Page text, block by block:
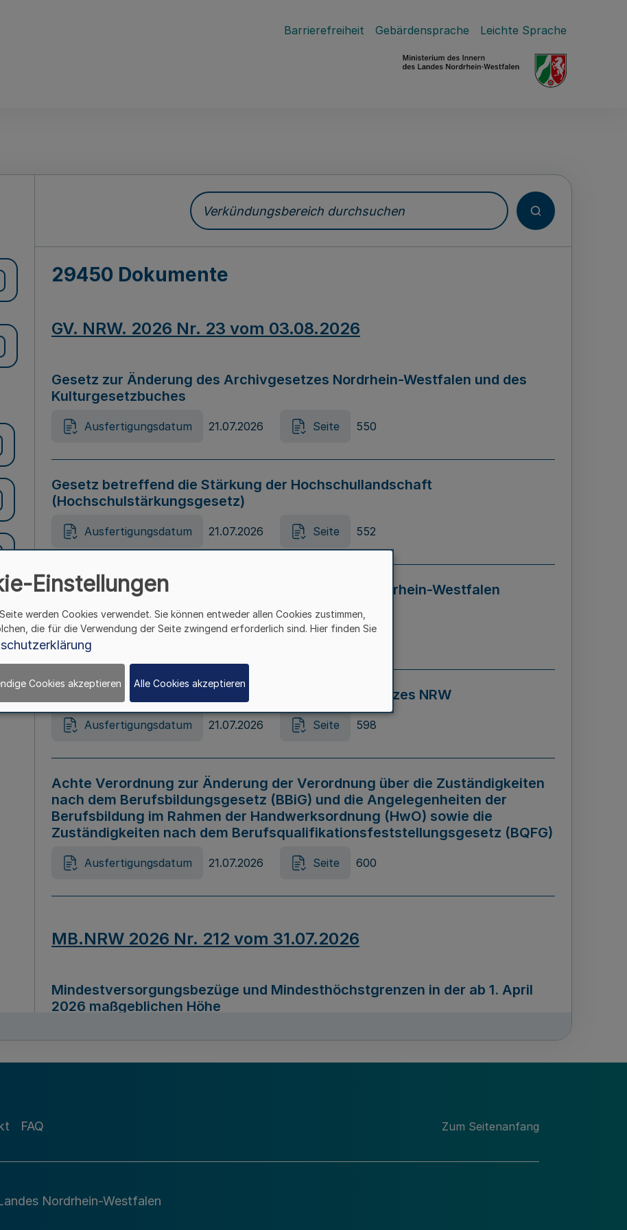
Barrierefreiheit Gebärdensprache Leichte Sprache
Verkündungsbereich durchsuchen
29450 Dokumente
GV. NRW. 2026 Nr. 23 vom 03.08.2026
Gesetz zur Änderung des Archivgesetzes Nordrhein-Westfalen und des
Kulturgesetzbuches
Ausfertigungsdatum 21.07.2026 Seite 550
Gesetz betreffend die Stärkung der Hochschullandschaft
(Hochschulstärkungsgesetz)
Ausfertigungsdatum 21.07.2026 Seite 552
Gesetz zur Vermeidung von Diskriminierung in Nordrhein-Westfalen
(Landesantidiskriminierungsgesetz – LADG NRW)
Ausfertigungsdatum 21.07.2026 Seite 595
Gesetz zur Änderung des Online-Casinospiel Gesetzes NRW
Ausfertigungsdatum 21.07.2026 Seite 598
Achte Verordnung zur Änderung der Verordnung über die Zuständigkeiten
nach dem Berufsbildungsgesetz (BBiG) und die Angelegenheiten der
Berufsbildung im Rahmen der Handwerksordnung (HwO) sowie die
Zuständigkeiten nach dem Berufsqualifikationsfeststellungsgesetz (BQFG)
Ausfertigungsdatum 21.07.2026 Seite 600
MB.NRW 2026 Nr. 212 vom 31.07.2026
Mindestversorgungsbezüge und Mindesthöchstgrenzen in der ab 1. April
2026 maßgeblichen Höhe
Richtlinie zur Durchführung des Förderprogramms „Mittelstand Innovativ &
FAQ Zum Seitenanfang
Nordrhein-Westfalen
Einstellungen
werden Cookies verwendet. Sie können entweder allen Cookies zustimmen,
die für die Verwendung der Seite zwingend erforderlich sind. Hier finden Sie
Cookies akzeptieren Alle Cookies akzeptieren